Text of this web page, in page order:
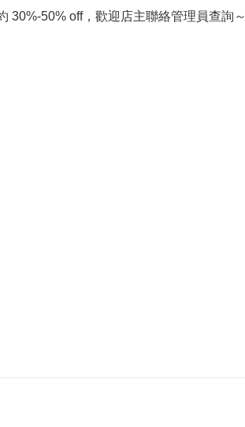
30%-50% off，歡迎店主聯絡管理員查詢～